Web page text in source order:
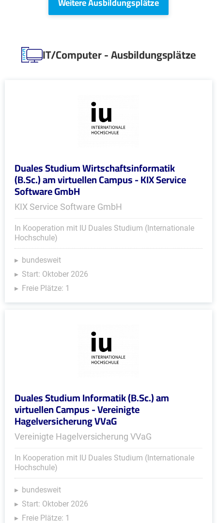
IT/Computer - Ausbildungsplätze
Duales Studium Wirtschaftsinformatik
(B.Sc.) am virtuellen Campus - KIX Service
Software GmbH
KIX Service Software GmbH
In Kooperation mit IU Duales Studium (Internationale
Hochschule)
bundesweit
Start: Oktober 2026
Freie Plätze: 1
Duales Studium Informatik (B.Sc.) am
virtuellen Campus - Vereinigte
Hagelversicherung VVaG
Vereinigte Hagelversicherung VVaG
In Kooperation mit IU Duales Studium (Internationale
Hochschule)
bundesweit
Start: Oktober 2026
Freie Plätze: 1